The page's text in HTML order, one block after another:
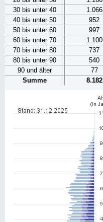
30 bis unter 40
1.066
40 bis unter 50
952
50 bis unter 60
997
60 bis unter 70
1.100
70 bis unter 80
737
80 bis unter 90
540
90 und älter
77
Summe
8.182